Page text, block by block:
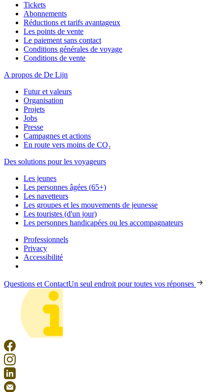
Tickets
Abonnements
Réductions et tarifs avantageux
Les points de vente
Le paiement sans contact
Conditions générales de voyage
Conditions de vente
A propos de De Lijn
Futur et valeurs
Organisation
Projets
Jobs
Presse
Campagnes et actions
En route vers moins de CO₂
Des solutions pour les voyageurs
Les jeunes
Les personnes âgées (65+)
Les navetteurs
Les groupes et les mouvements de jeunesse
Les touristes (d'un jour)
Les personnes handicapées ou les accompagnateurs
Professionnels
Privacy
Accessibilité
Questions et ContactUn seul endroit pour toutes vos réponses